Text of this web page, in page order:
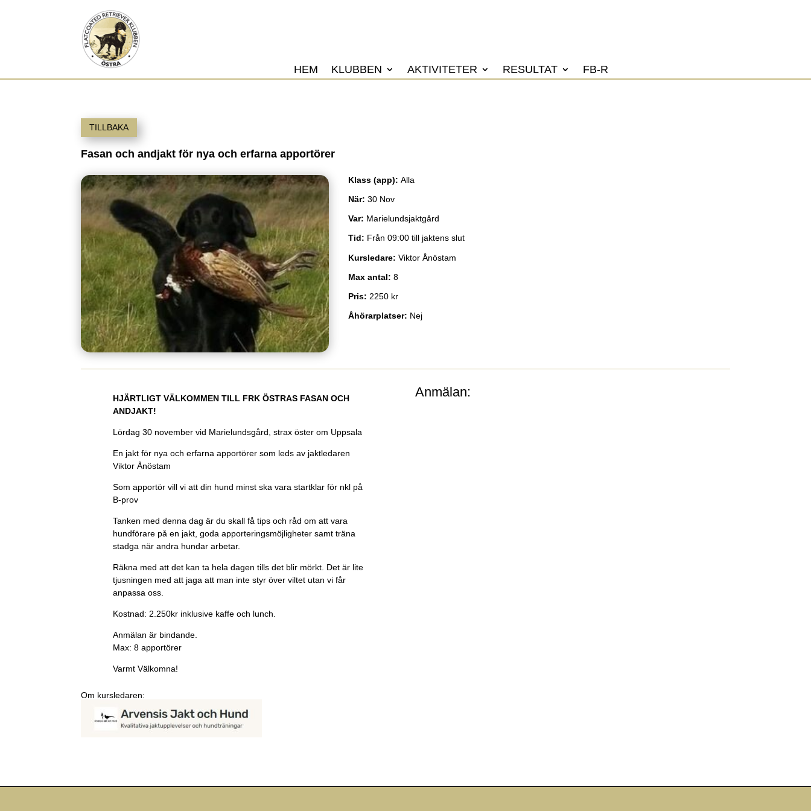
HEM KLUBBEN AKTIVITETER RESULTAT FB-R
TILLBAKA
Fasan och andjakt för nya och erfarna apportörer
Klass (app):Alla
När:30 Nov
Var: Marielundsjaktgård
Tid: Från 09:00 till jaktens slut
Kursledare:Viktor Ånöstam
Max antal:8
Pris: 2250 kr
Åhörarplatser: Nej
HJÄRTLIGT VÄLKOMMEN TILL FRK ÖSTRAS FASAN OCH
ANDJAKT!
Lördag 30 november vid Marielundsgård, strax öster om Uppsala
En jakt för nya och erfarna apportörer som leds av jaktledaren
Viktor Ånöstam
Som apportör vill vi att din hund minst ska vara startklar för nkl på
B-prov
Tanken med denna dag är du skall få tips och råd om att vara
hundförare på en jakt, goda apporteringsmöjligheter samt träna
stadga när andra hundar arbetar.
Räkna med att det kan ta hela dagen tills det blir mörkt. Det är lite
tjusningen med att jaga att man inte styr över viltet utan vi får
anpassa oss.
Kostnad: 2.250kr inklusive kaffe och lunch.
Anmälan är bindande.
Max: 8 apportörer
Varmt Välkomna!
Om kursledaren:
Anmälan: